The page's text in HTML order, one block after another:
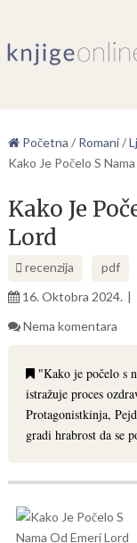
Početna / Romani/
Kako Je Počelo S
Kako Je
Lord
recenzija
pdf
16. Oktobra 2024.
Nema komentara
"Kako je počelo s
istražuje proces
Protagonistkinja,
gradi hrabrost da se